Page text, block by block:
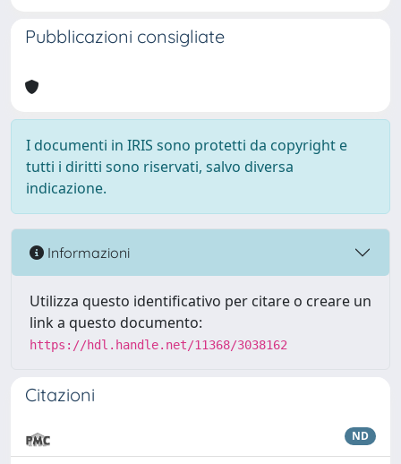
Pubblicazioni consigliate
I documenti in IRIS sono protetti da copyright e
tutti i diritti sono riservati, salvo diversa
indicazione.
Informazioni
Utilizza questo identificativo per citare o creare un
link a questo documento:
https://hdl.handle.net/11368/3038162
Citazioni
ND